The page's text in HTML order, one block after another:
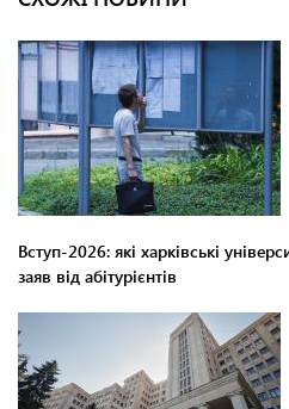
Вступ-2026: які харківські
заяв від абітурієнтів